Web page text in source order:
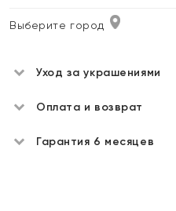
Выберите город
Уход за украшениями
Оплата и возврат
Гарантия 6 месяцев